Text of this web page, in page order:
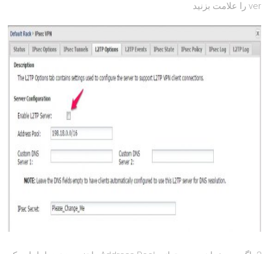
ver را علامت بزنید